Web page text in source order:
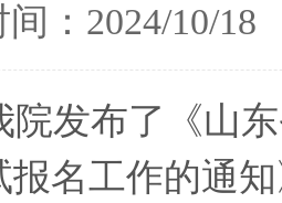
间：2024/10/
院发布了《山
报名工作的通